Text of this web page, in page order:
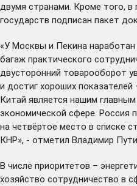
двумя странами. Кроме того, в
государств подписан пакет
«У Москвы и Пекина
багаж практического
двусторонний товарооборот
и достиг хороших
Китай является нашим
экономической сфере. Россия
на четвёртое место в списке
КНР», - отметил Владимир
В числе приоритетов –
хозяйство сотрудничество в